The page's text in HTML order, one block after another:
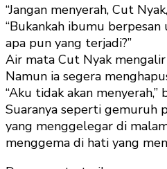
“Jangan menyerah, Cut
“Bukankah ibumu
apa pun yang terjadi?”
Air mata Cut Nyak
Namun ia segera
“Aku tidak akan
Suaranya seperti gemuruh
yang menggelegar di
menggema di hati yang